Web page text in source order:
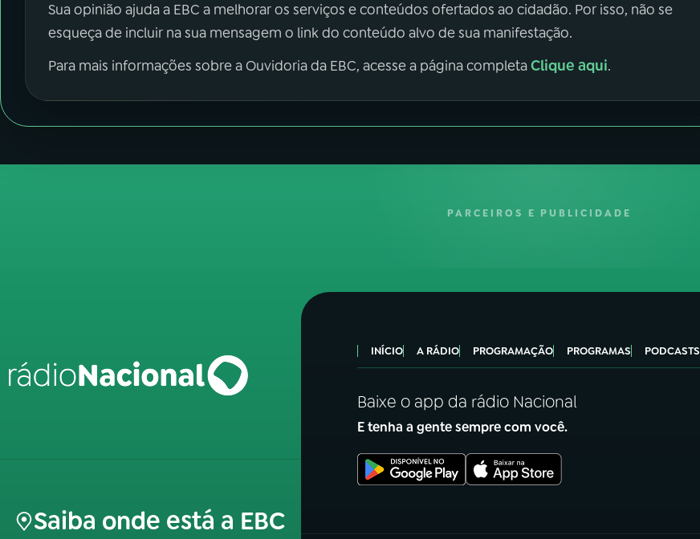
Sua opinião ajuda a EBC a melhorar os serviços e conteúdos ofertados ao cidadão. Por isso, não se
esqueça de incluir na sua mensagem o link do conteúdo alvo de sua manifestação.
Para mais informações sobre a Ouvidoria da EBC, acesse a página completaClique aqui.
PARCEIROS E PUBLICIDADE
Saiba onde está a EBC
INÍCIO A RÁDIO PROGRAMAÇÃO PROGRAMAS PODCASTS
Baixe o app da rádio Nacional
E tenha a gente sempre com você.